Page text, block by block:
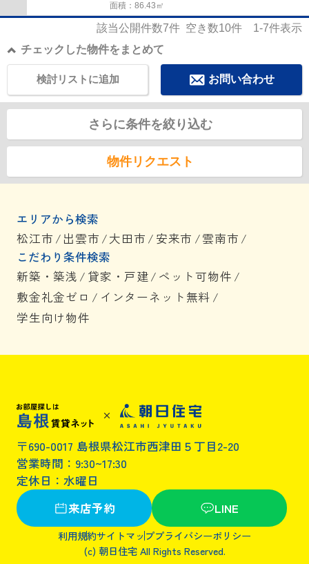
面積：86.43㎡
該当公開件数7件 空き数10件 1-7件表示
チェックした物件をまとめて
お問い合わせ
検討リストに追加
さらに条件を絞り込む
物件リクエスト
エリアから検索
松江市 / 出雲市 /大田市 / 安来市 /雲南市 /
こだわり条件検索
新築・築浅 / 貸家・戸建/ ペット可物件 /
敷金礼金ゼロ / インターネット無料 /
学生向け物件
〒690-0017 島根県松江市西津田５丁目2-20
営業時間：9:30~17:30
定休日：水曜日
来店予約
LINE
利用規約サイトマッププライバシーポリシー
(c) 朝日住宅 All Rights Reserved.